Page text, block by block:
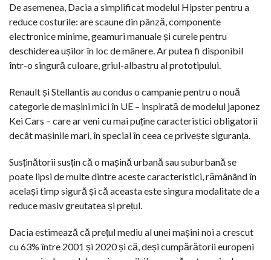
De asemenea, Dacia a simplificat modelul Hipster pentru a
reduce costurile: are scaune din pânză, componente
electronice minime, geamuri manuale și curele pentru
deschiderea ușilor în loc de mânere. Ar putea fi disponibil
într-o singură culoare, griul-albastru al prototipului.
Renault și Stellantis au condus o campanie pentru o nouă
categorie de mașini mici în UE – inspirată de modelul japonez
Kei Cars – care ar veni cu mai puține caracteristici obligatorii
decât mașinile mari, în special în ceea ce privește siguranța.
Susținătorii susțin că o mașină urbană sau suburbană se
poate lipsi de multe dintre aceste caracteristici, rămânând în
același timp sigură și că aceasta este singura modalitate de a
reduce masiv greutatea și prețul.
Dacia estimează că prețul mediu al unei mașini noi a crescut
cu 63% între 2001 și 2020 și că, deși cumpărătorii europeni